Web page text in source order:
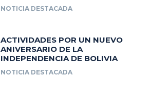
NOTICIA DESTACADA
ACTIVIDADES POR UN NUEVO
ANIVERSARIO DE LA
INDEPENDENCIA DE BOLIVIA
NOTICIA DESTACADA